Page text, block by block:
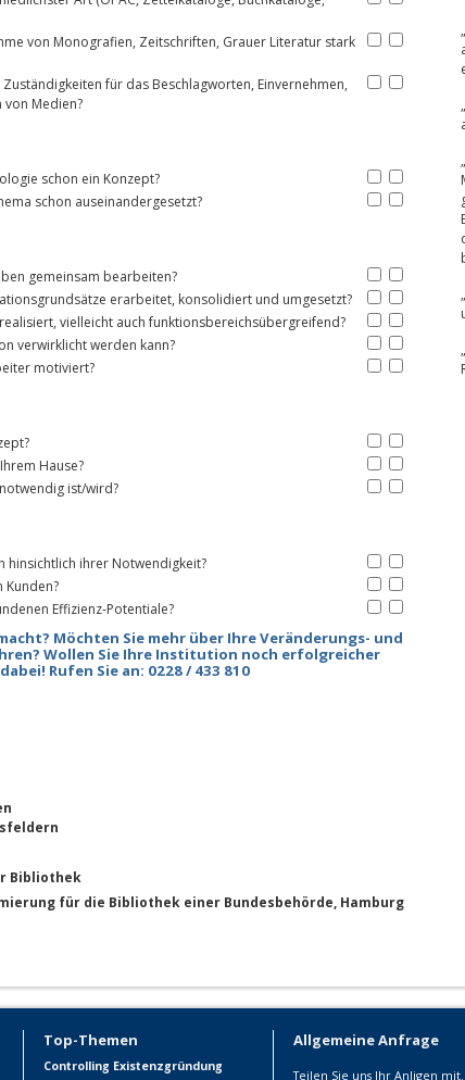
von Monografien, Zeitschriften, Grauer Literatur stark
für das Beschlagworten, Einvernehmen,
von Medien?
schon ein Konzept?
schon auseinandergesetzt?
gemeinsam bearbeiten?
erarbeitet, konsolidiert und umgesetzt?
vielleicht auch funktionsbereichsübergreifend?
verwirklicht werden kann?
motiviert?
Hause?
ist/wird?
hinsichtlich ihrer Notwendigkeit?
Kunden?
Effizienz-Potentiale?
Möchten Sie mehr über Ihre Veränderungs- und
Wollen Sie Ihre Institution noch erfolgreicher
Rufen Sie an: 0228 / 433 810
Bibliothek
für die Bibliothek einer Bundesbehörde, Hamburg
Top-Themen
Controlling Existenzgründung
Allgemeine Anfrage
Teilen Sie uns Ihr Anligen